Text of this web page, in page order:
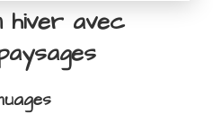
hiver avec